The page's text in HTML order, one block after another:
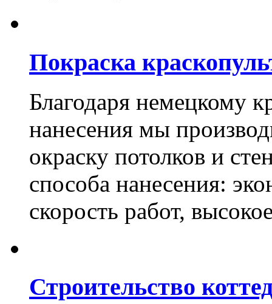
Покраска
Благодаря немецкому
нанесения мы
окраску потолков и
способа нанесения:
скорость работ,
Строительство